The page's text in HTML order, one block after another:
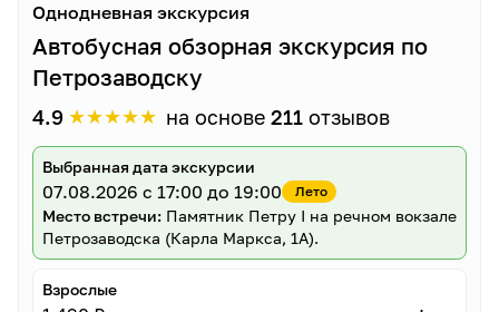
Однодневная экскурсия
Автобусная обзорная экскурсия по
Петрозаводску
4.9 ★★★★★ на основе 211 отзывов
Выбранная дата экскурсии
07.08.2026 с 17:00 до 19:00 Лето
Место встречи: Памятник Петру I на речном вокзале
Петрозаводска (Карла Маркса, 1А).
Взрослые